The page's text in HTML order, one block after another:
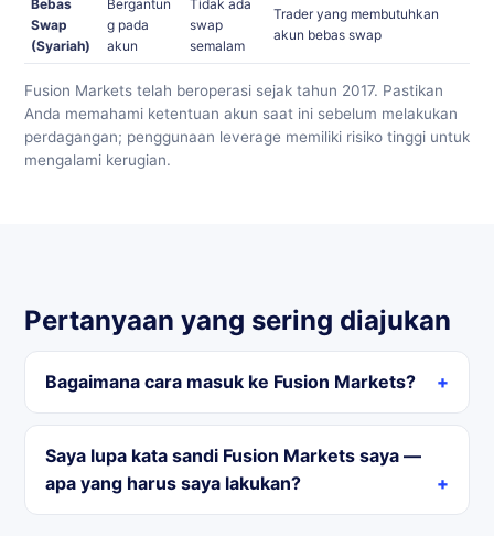
Bebas
Swap
(Syariah)
Bergantun
g pada
akun
Tidak ada
swap
semalam
Trader yang membutuhkan
akun bebas swap
Fusion Markets telah beroperasi sejak tahun 2017. Pastikan
Anda memahami ketentuan akun saat ini sebelum melakukan
perdagangan; penggunaan leverage memiliki risiko tinggi untuk
mengalami kerugian.
Pertanyaan yang sering diajukan
Bagaimana cara masuk ke Fusion Markets?
Saya lupa kata sandi Fusion Markets saya —
apa yang harus saya lakukan?